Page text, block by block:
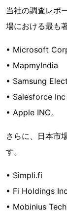
当社の調査レポ
場における最も
• Microsoft
• MapmyIndia
• Samsung
• Salesforce Inc
• Apple INC。
さらに、日本市
す。
• Simpli.fi
• Fi Holdings Inc
• Mobinius